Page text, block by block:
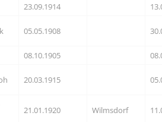
23.09.1914
05.05.1908
08.10.1905
20.03.1915
21.01.1920 Wilmsdorf